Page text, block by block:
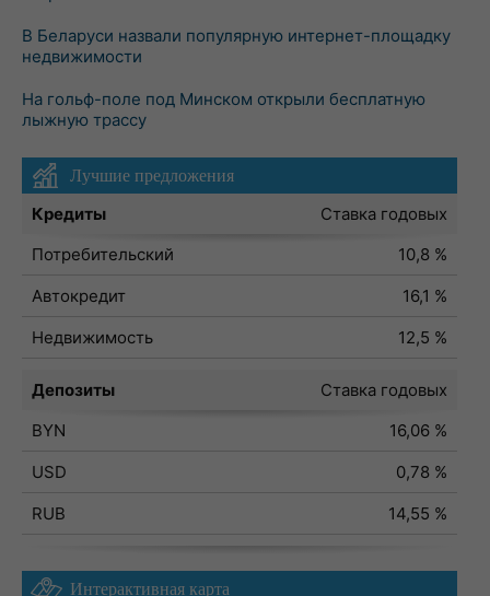
В Беларуси назвали популярную интернет-площадку
недвижимости
На гольф-поле под Минском открыли бесплатную
лыжную трассу
Лучшие предложения
Кредиты
Ставка годовых
Потребительский
10,8 %
Автокредит
16,1 %
Недвижимость
12,5 %
Депозиты
Ставка годовых
BYN
16,06 %
USD
0,78 %
RUB
14,55 %
Интерактивная карта